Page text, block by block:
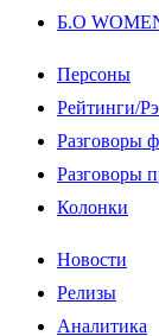
Б.О
Персоны
Рейтинги/
Разговоры
Разговоры
Колонки
Новости
Релизы
Аналитика